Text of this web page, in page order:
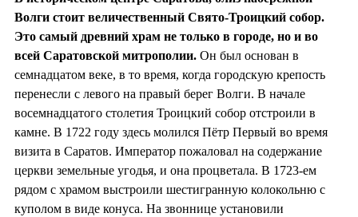
Волги стоит величественный Свято-Троицкий собор.
Это самый древний храм не только в городе, но и во
всей Саратовской митрополии. Он был основан в
семнадцатом веке, в то время, когда городскую крепость
перенесли с левого на правый берег Волги. В начале
восемнадцатого столетия Троицкий собор отстроили в
камне. В 1722 году здесь молился Пётр Первый во время
визита в Саратов. Император пожаловал на содержание
церкви земельные угодья, и она процветала. В 1723-ем
рядом с храмом выстроили шестигранную колокольню с
куполом в виде конуса. На звоннице установили